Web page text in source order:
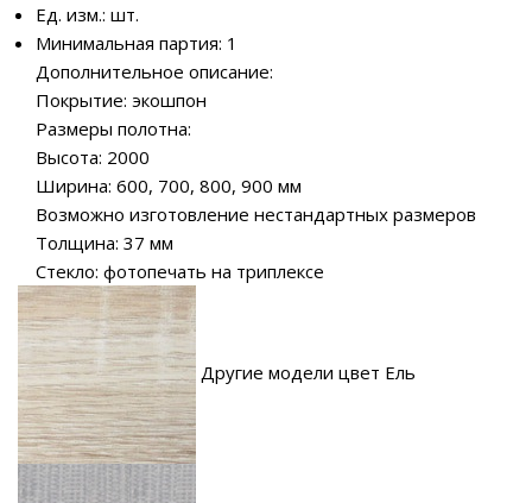
Ед. изм.: шт.
Минимальная партия: 1
Дополнительное описание:
Покрытие: экошпон
Размеры полотна:
Высота: 2000
Ширина: 600, 700, 800, 900 мм
Возможно изготовление нестандартных размеров
Толщина: 37 мм
Стекло: фотопечать на триплексе
Другие модели цвет Ель